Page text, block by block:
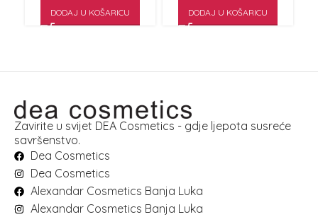
DODAJ U KOŠARICU DODAJ U KOŠARICU
Zavirite u svijet DEA Cosmetics - gdje ljepota susreće
savršenstvo.
Dea Cosmetics
Dea Cosmetics
Alexandar Cosmetics Banja Luka
Alexandar Cosmetics Banja Luka